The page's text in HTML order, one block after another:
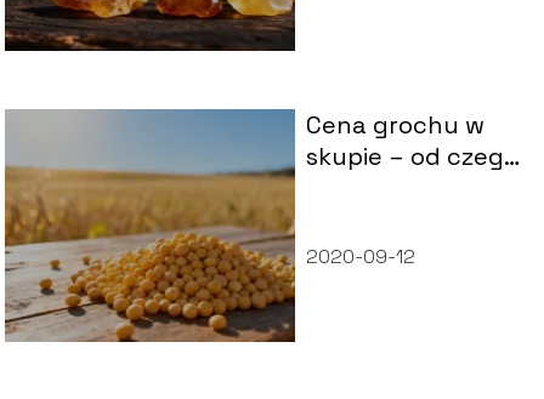
Cena grochu w
skupie – od czego
2020-09-12